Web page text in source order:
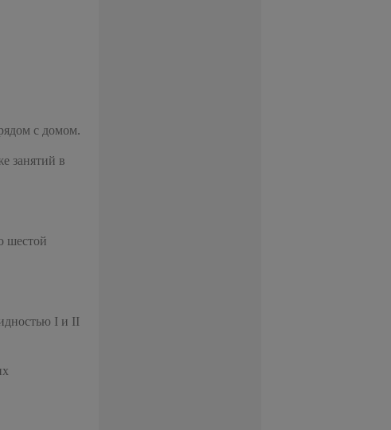
с домом.
занятий в
шестой
I и II